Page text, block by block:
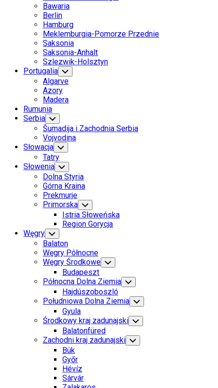
Bawaria
Berlin
Hamburg
Meklemburgia-Pomorze Przednie
Saksonia
Saksonia-Anhalt
Szlezwik-Holsztyn
Portugalia Toggle
Child
Menu
Algarve
Azory
Madera
Rumunia
Serbia Toggle
Child
Menu
Šumadija i Zachodnia Serbia
Vojvodina
Słowacja Toggle
Child
Menu
Tatry
Słowenia Toggle
Child
Menu
Dolna Styria
Górna Kraina
Prekmurje
Primorska Toggle
Child
Menu
Istria Słoweńska
Region Gorycja
Węgry Toggle
Child
Menu
Balaton
Węgry Północne
Węgry Środkowe Toggle
Child
Menu
Budapeszt
Północna Dolna Ziemia Toggle
Child
Menu
Hajdúszoboszló
Południowa Dolna Ziemia Toggle
Child
Menu
Gyula
Środkowy kraj zadunajski Toggle
Child
Menu
Balatonfüred
Zachodni kraj zadunajski Toggle
Child
Bük
Győr
Hévíz
Sárvár